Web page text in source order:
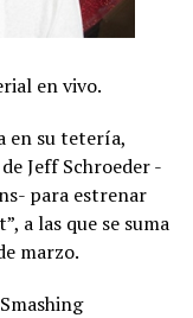
en vivo.
en su tetería,
Jeff Schroeder -
para estrenar
a las que se suma
marzo.